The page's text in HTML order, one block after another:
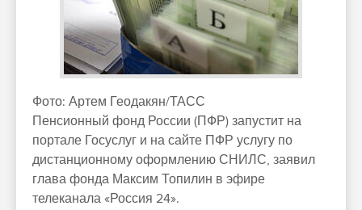
Фото: Артем Геодакян/ТАСС
Пенсионный фонд России (ПФР) запустит на
портале Госуслуг и на сайте ПФР услугу по
дистанционному оформлению СНИЛС, заявил
глава фонда Максим Топилин в эфире
телеканала «Россия 24».